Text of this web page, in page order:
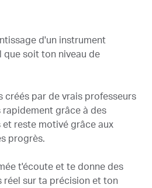
d'un instrument
que soit ton niveau de
créés par de vrais professeurs
grâce à des
reste motivé grâce aux
progrès.
t'écoute et te donne des
réel sur ta précision et ton